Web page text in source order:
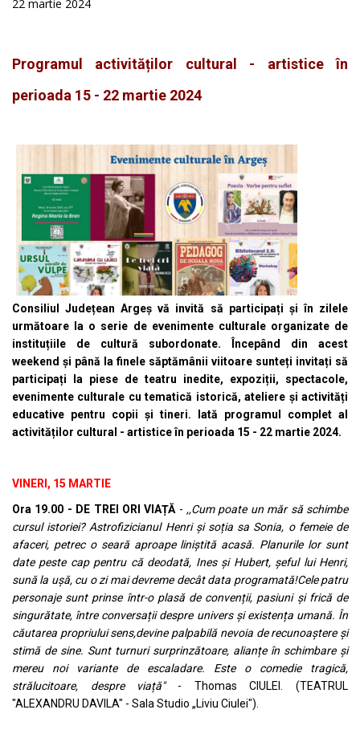
22 martie 2024
Programul activităților cultural - artistice în
perioada 15 - 22 martie 2024
Consiliul Județean Argeș vă invită să participați și în zilele
următoare la o serie de evenimente culturale organizate de
instituțiile de cultură subordonate. Începând din acest
weekend și până la finele săptămânii viitoare sunteți invitați să
participați la piese de teatru inedite, expoziții, spectacole,
evenimente culturale cu tematică istorică, ateliere și activități
educative pentru copii și tineri. Iată programul complet al
activităților cultural - artistice în perioada 15 - 22 martie 2024.
VINERI, 15 MARTIE
Ora 19.00 - DE TREI ORI VIAȚĂ - ,,Cum poate un măr să schimbe
cursul istoriei? Astrofizicianul Henri și soția sa Sonia, o femeie de
afaceri, petrec o seară aproape liniștită acasă. Planurile lor sunt
date peste cap pentru că deodată, Ines și Hubert, șeful lui Henri,
sună la ușă, cu o zi mai devreme decât data programată!Cele patru
personaje sunt prinse într-o plasă de convenții, pasiuni și frică de
singurătate, între conversații despre univers și existența umană. În
căutarea propriului sens,devine palpabilă nevoia de recunoaștere și
stimă de sine. Sunt turnuri surprinzătoare, alianțe în schimbare și
mereu noi variante de escaladare. Este o comedie tragică,
strălucitoare, despre viață"- Thomas CIULEI. (TEATRUL
"ALEXANDRU DAVILA" - Sala Studio „Liviu Ciulei").